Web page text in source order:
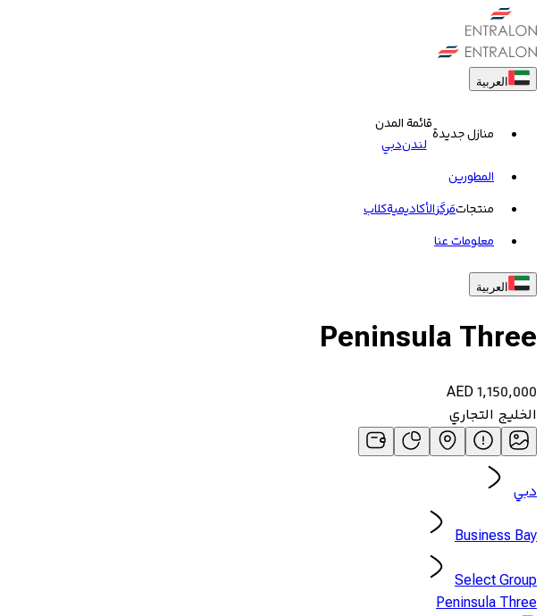
العربية
منازل جديدة
قائمة المدن
لندندبي
المطورين
منتجاتمَركَزالأكاديميةکلاب
معلومات عنا
العربية
Peninsula Three
AED1,150,000
الخليج التجاري
دبي
Business Bay
Select Group
Peninsula Three